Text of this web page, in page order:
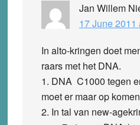
Jan Willem
17 June 2011
In alto-kringen doet
raars met het DNA.
1. DNA C1000 tegen
moet er maar op
2. In tal van new-